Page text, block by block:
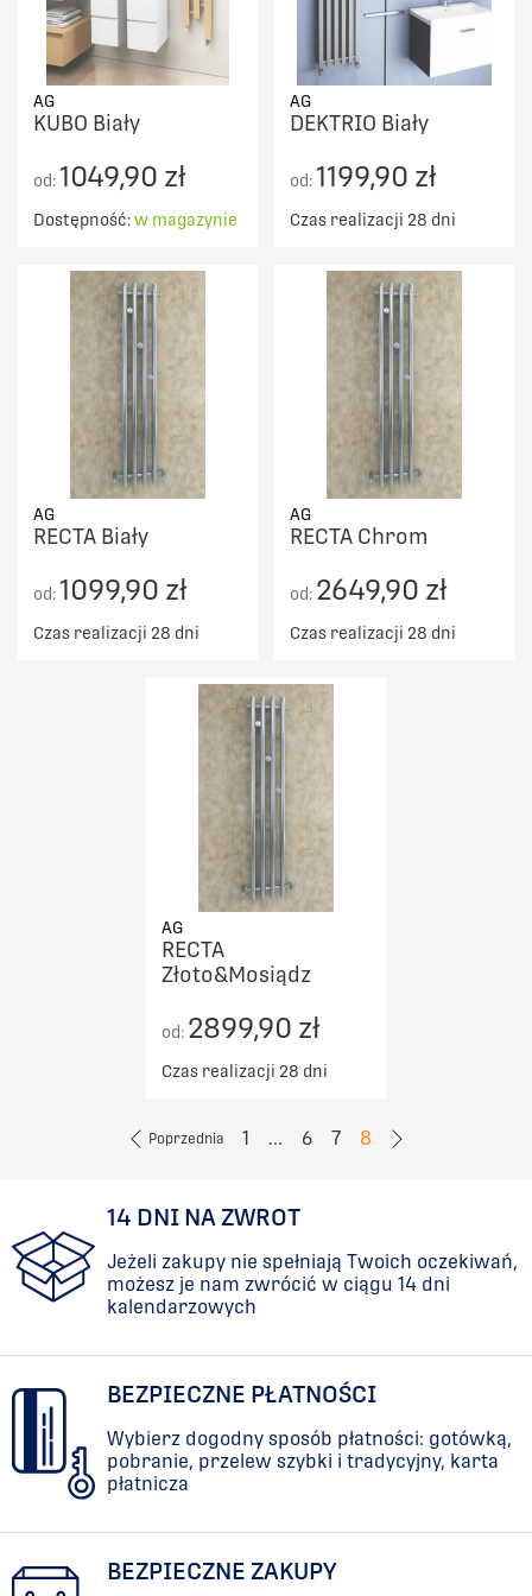
AG
KUBO Biały
od:1049,90 zł
Dostępność:w magazynie
AG
DEKTRIO Biały
od:1199,90 zł
Czas realizacji 28 dni
AG
RECTA Biały
od:1099,90 zł
Czas realizacji 28 dni
AG
RECTA Chrom
od: 2649,90 zł
Czas realizacji 28 dni
AG
RECTA
Złoto&Mosiądz
od: 2899,90 zł
Czas realizacji 28 dni
Poprzednia 1 ... 6 7 8
14 DNI NA ZWROT
Jeżeli zakupy nie spełniają Twoich oczekiwań,
możesz je nam zwrócić w ciągu 14 dni
kalendarzowych
BEZPIECZNE PŁATNOŚCI
Wybierz dogodny sposób płatności: gotówką,
pobranie, przelew szybki i tradycyjny, karta
płatnicza
BEZPIECZNE ZAKUPY